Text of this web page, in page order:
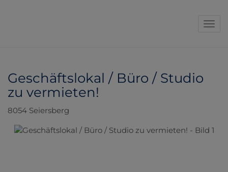
Geschäftslokal / Büro / Studio
zu vermieten!
8054 Seiersberg